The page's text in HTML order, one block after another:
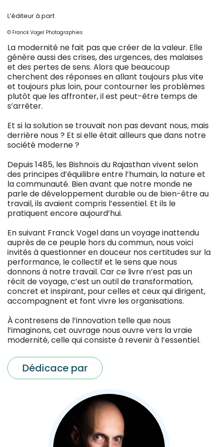
L’éditeur à part
© Franck Vogel Photographies
La modernité ne fait pas que créer de la valeur. Elle
génère aussi des crises, des urgences, des malaises
et des pertes de sens. Alors que beaucoup
cherchent des réponses en allant toujours plus vite
et toujours plus loin, pour contourner les problèmes
plutôt que les affronter, il est peut-être temps de
s’arrêter.
Et si la solution se trouvait non pas devant nous, mais
derrière nous ? Et si elle était ailleurs que dans notre
société moderne ?
Depuis 1485, les Bishnoïs du Rajasthan vivent selon
des principes d’équilibre entre l’humain, la nature et
la communauté. Bien avant que notre monde ne
parle de développement durable ou de bien-être au
travail, ils avaient compris l’essentiel. Et ils le
pratiquent encore aujourd’hui.
En suivant Franck Vogel dans un voyage inattendu
auprès de ce peuple hors du commun, nous voici
invités à questionner en douceur nos certitudes sur la
performance, le collectif et le sens que nous
donnons à notre travail. Car ce livre n’est pas un
récit de voyage, c’est un outil de transformation,
concret et inspirant, pour celles et ceux qui dirigent,
accompagnent et font vivre les organisations.
À contresens de l’innovation telle que nous
l’imaginons, cet ouvrage nous ouvre vers la vraie
modernité, celle qui consiste à revenir à l’essentiel.
Dédicace par